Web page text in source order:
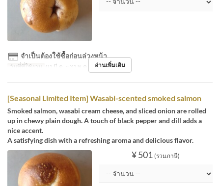
จำเป็นต้องใช้ซื้อก่อนล่วงหน้า
วันที่ที่ใช้งาน 01 มี.ค. ~ 31 พ.ค. อ่านเพิ่มเติม
[Seasonal Limited Item] Wasabi-scented smoked salmon
Smoked salmon, wasabi cream cheese, and sliced onion are rolled
up in chewy plain dough. A touch of black pepper and dill adds a
nice accent.
A satisfying dish with a refreshing aroma and delicious flavor.
¥ 501 (รวมภาษี)